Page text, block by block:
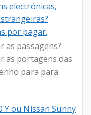
electrónicas,
por pagar.
as passagens?
as portagens das
para para
Y ou Nissan Sunny